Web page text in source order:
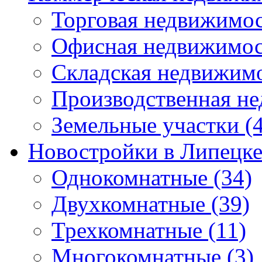
Торговая
Офисная
Складская
Производственная
Земельные участки
Новостройки в Липецке
Однокомнатные (34)
Двухкомнатные (39)
Трехкомнатные (11)
Многокомнатные (3)